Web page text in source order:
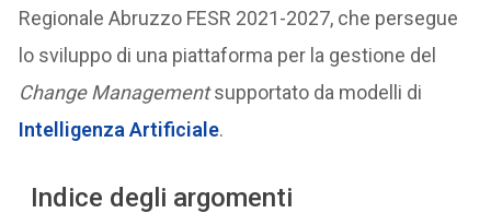
Regionale Abruzzo FESR 2021-2027, che persegue
lo sviluppo di una piattaforma per la gestione del
Change Managementsupportato da modelli di
Intelligenza Artificiale.
Indice degli argomenti